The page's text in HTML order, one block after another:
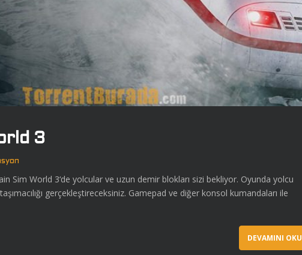
3
Sim World 3‘de yolcular ve uzun demir blokları sizi bekliyor. Oyunda yolcu
gerçekleştireceksiniz. Gamepad ve diğer konsol kumandaları ile
DEVAMINI OKU